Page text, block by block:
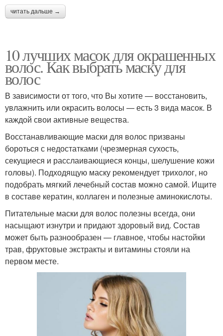
читать дальше →
10 лучших масок для окрашенных
волос. Как выбрать маску для
волос
В зависимости от того, что Вы хотите — восстановить,
увлажнить или окрасить волосы — есть 3 вида масок. В
каждой свои активные вещества.
Восстанавливающие маски для волос призваны
бороться с недостатками (чрезмерная сухость,
секущиеся и расслаивающиеся концы, шелушение кожи
головы). Подходящую маску рекомендует трихолог, но
подобрать мягкий лечебный состав можно самой. Ищите
в составе кератин, коллаген и полезные аминокислоты.
Питательные маски для волос полезны всегда, они
насыщают изнутри и придают здоровый вид. Состав
может быть разнообразен — главное, чтобы настойки
трав, фруктовые экстракты и витамины стояли на
первом месте.